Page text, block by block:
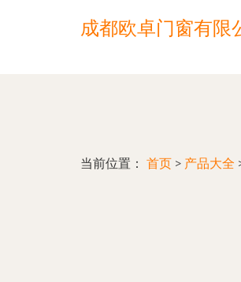
成都欧卓门窗有限
当前位置： 首页 > 产品大全